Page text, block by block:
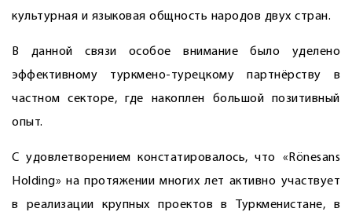
культурная и языковая общность народов двух стран.
В данной связи особое внимание было уделено
эффективному туркмено-турецкому партнёрству в
частном секторе, где накоплен большой позитивный
опыт.
С удовлетворением констатировалось, что «Rönesans
Holding» на протяжении многих лет активно участвует
в реализации крупных проектов в Туркменистане, в